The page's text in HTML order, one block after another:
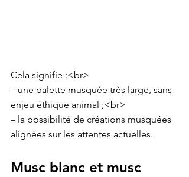
Cela signifie :<br>
– une palette musquée très large, sans
enjeu éthique animal ;<br>
– la possibilité de créations musquées
alignées sur les attentes actuelles.
Musc blanc et musc